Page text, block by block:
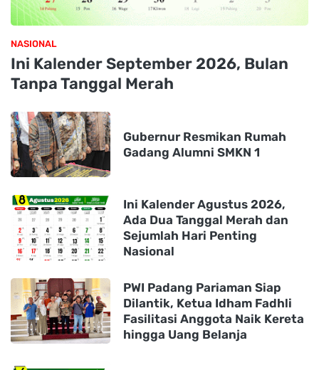
NASIONAL
Ini Kalender September 2026, Bulan
Tanpa Tanggal Merah
Gubernur Resmikan Rumah
Gadang Alumni SMKN 1
Ini Kalender Agustus 2026,
Ada Dua Tanggal Merah dan
Sejumlah Hari Penting
Nasional
PWI Padang Pariaman Siap
Dilantik, Ketua Idham Fadhli
Fasilitasi Anggota Naik Kereta
hingga Uang Belanja